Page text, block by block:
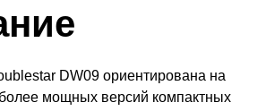
DW09 ориентирована на
мощных версий компактных